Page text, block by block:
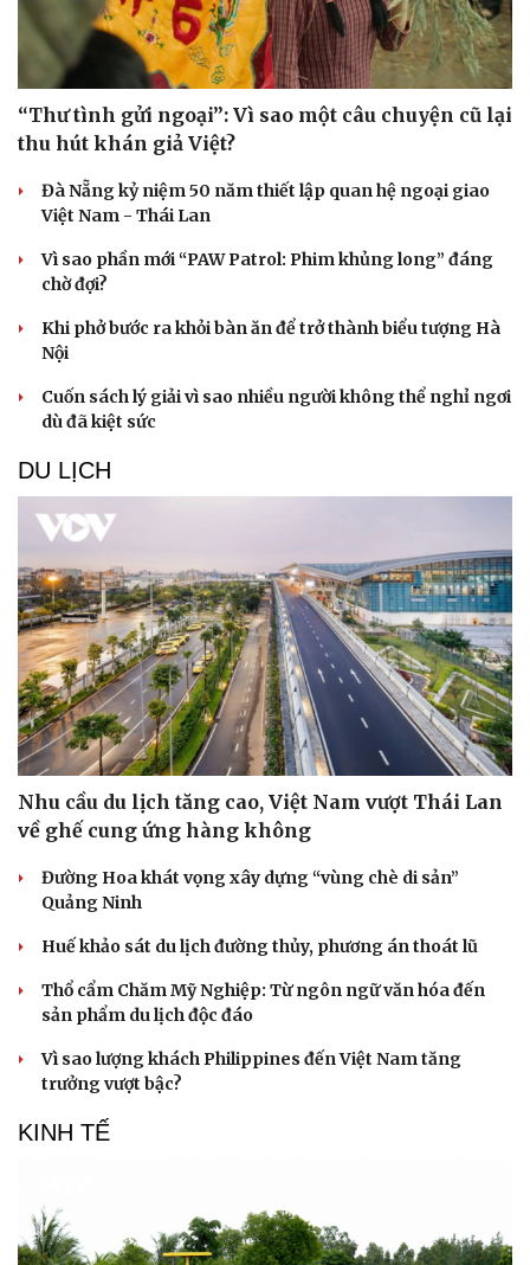
Du lịch
Tư vấn
Săn Tour
check-in
Podcast
Câu chuyện thời sự
Đọc truyện đêm khuya
Kể chuyện cho bé
“Thư tình gửi ngoại”: Vì sao một câu chuyện cũ lại
thu hút khán giả Việt?
Đà Nẵng kỷ niệm 50 năm thiết lập quan hệ ngoại giao
Việt Nam - Thái Lan
Vì sao phần mới “PAW Patrol: Phim khủng long” đáng
chờ đợi?
Khi phở bước ra khỏi bàn ăn để trở thành biểu tượng Hà
Nội
Cuốn sách lý giải vì sao nhiều người không thể nghỉ ngơi
dù đã kiệt sức
DU LỊCH
Nhu cầu du lịch tăng cao, Việt Nam vượt Thái Lan
về ghế cung ứng hàng không
Đường Hoa khát vọng xây dựng “vùng chè di sản”
Quảng Ninh
Huế khảo sát du lịch đường thủy, phương án thoát lũ
Thổ cẩm Chăm Mỹ Nghiệp: Từ ngôn ngữ văn hóa đến
sản phẩm du lịch độc đáo
Vì sao lượng khách Philippines đến Việt Nam tăng
trưởng vượt bậc?
KINH TẾ